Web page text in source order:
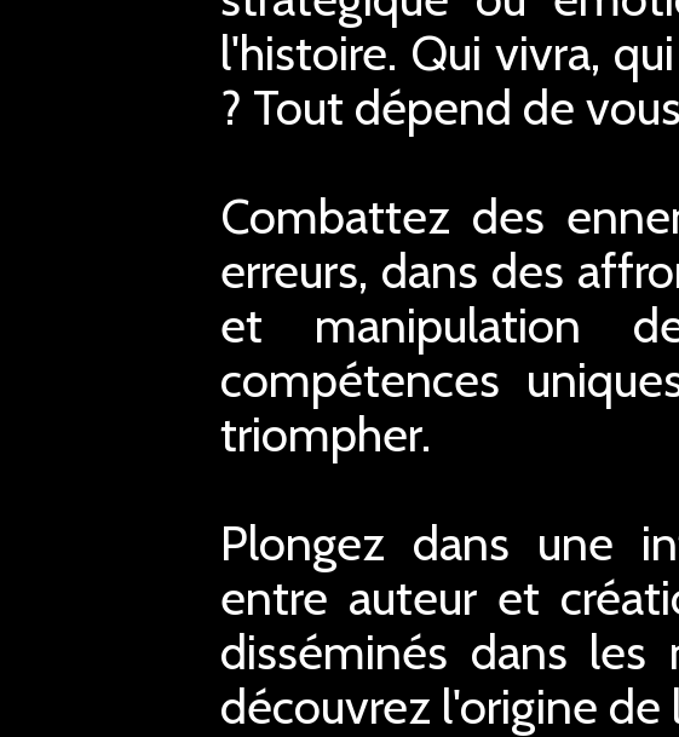
l'histoire. Qui vivra,
? Tout dépend de
Combattez des
erreurs, dans des
et manipulation
compétences
triompher.
Plongez dans une
entre auteur et
disséminés dans les
découvrez l'origine